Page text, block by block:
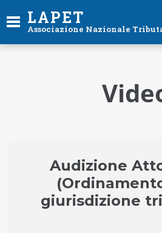
LAPET
Associazione Nazionale
Audizione
giurisdizione